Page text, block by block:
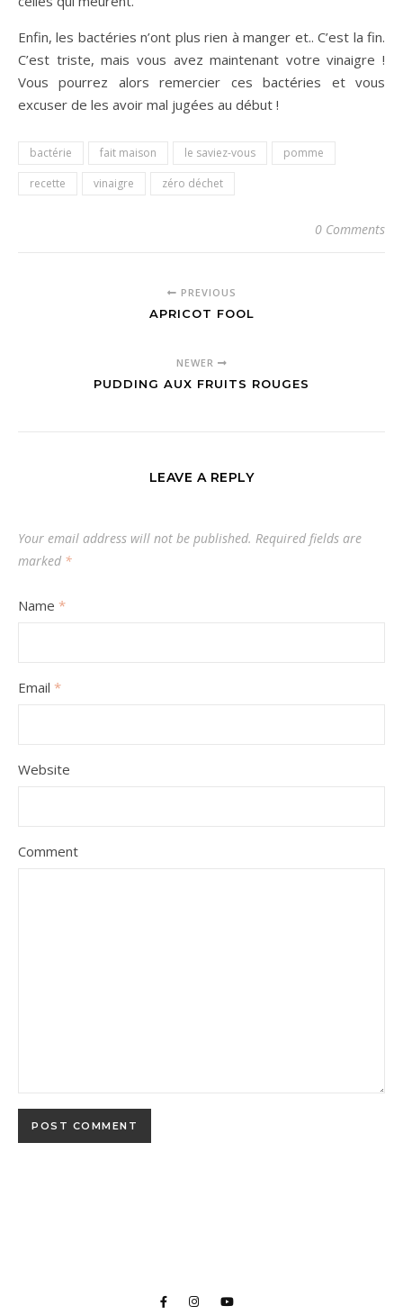
Enfin, les bactéries n’ont plus rien à manger et.. C’est la fin.
C’est triste, mais vous avez maintenant votre vinaigre !
Vous pourrez alors remercier ces bactéries et vous
excuser de les avoir mal jugées au début !
bactérie fait maison le saviez-vous
pomme
recette
vinaigre zéro déchet
0 Comments
PREVIOUS
APRICOT FOOL
NEWER
PUDDING AUX FRUITS ROUGES
LEAVE A REPLY
Your email address will not be published. Required fields are
marked *
Name *
Email *
Website
Comment